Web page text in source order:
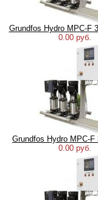
Grundfos Hydro MPC-F
0.00 руб.
Grundfos Hydro MPC-F
0.00 руб.